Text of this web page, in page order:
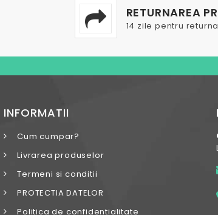
RETURNAREA
14 zile pentru
INFORMATII
Cum cumpar?
Livrarea produselor
Termeni si conditii
PROTECTIA DATELOR
Politica de confidentialitate